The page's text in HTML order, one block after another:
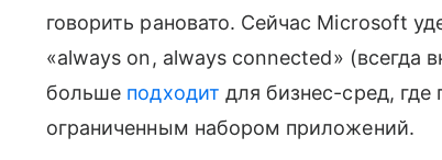
говорить рановато. Сейчас Microsoft
«always on, always connected» (всегда
больше подходит для бизнес-сред, где
ограниченным набором приложений.